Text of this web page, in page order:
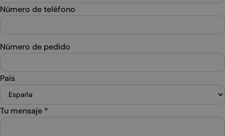
Número de teléfono
Número de pedido
País
Tu mensaje *